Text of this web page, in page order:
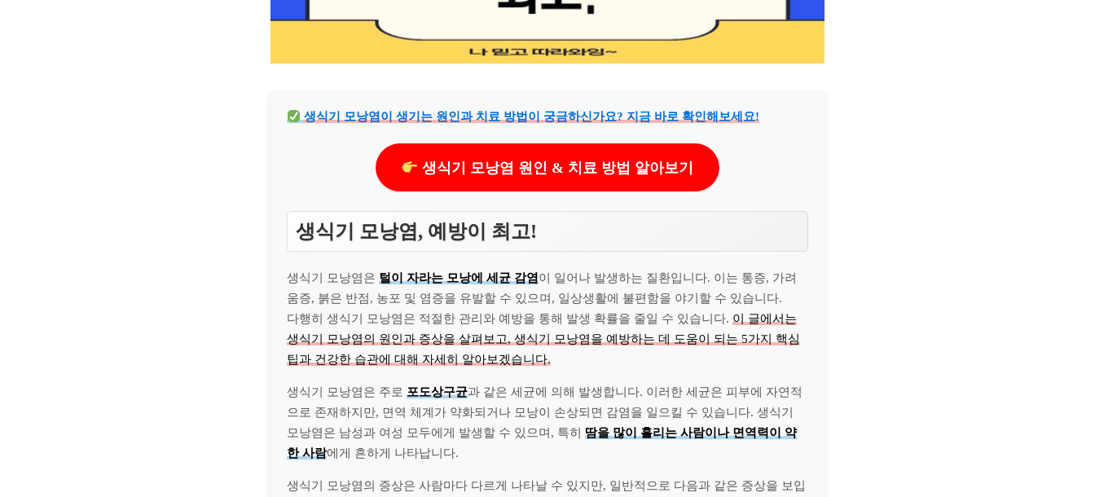
생식기 모낭염이 생기는 원인과 치료 방법이 궁금하신가요? 지금 바로 확인해보세요!
생식기 모낭염 원인 & 치료 방법 알아보기
생식기 모낭염, 예방이 최고!
생식기 모낭염은 털이 자라는 모낭에 세균 감염이 일어나 발생하는 질환입니다. 이는 통증, 가려
움증, 붉은 반점, 농포 및 염증을 유발할 수 있으며, 일상생활에 불편함을 야기할 수 있습니다.
다행히 생식기 모낭염은 적절한 관리와 예방을 통해 발생 확률을 줄일 수 있습니다. 이 글에서는
생식기 모낭염의 원인과 증상을 살펴보고, 생식기 모낭염을 예방하는 데 도움이 되는 5가지 핵심
팁과 건강한 습관에 대해 자세히 알아보겠습니다.
생식기 모낭염은 주로 포도상구균과 같은 세균에 의해 발생합니다. 이러한 세균은 피부에 자연적
으로 존재하지만, 면역 체계가 약화되거나 모낭이 손상되면 감염을 일으킬 수 있습니다. 생식기
모낭염은 남성과 여성 모두에게 발생할 수 있으며, 특히 땀을 많이 흘리는 사람이나 면역력이 약
한 사람에게 흔하게 나타납니다.
생식기 모낭염의 증상은 사람마다 다르게 나타날 수 있지만, 일반적으로 다음과 같은 증상을 보입